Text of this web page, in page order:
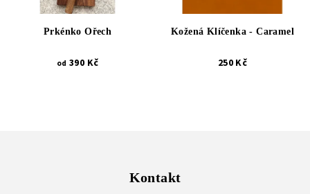
Prkénko Ořech
od 390 Kč
Kožená Klíčenka - Caramel
250 Kč
Kontakt